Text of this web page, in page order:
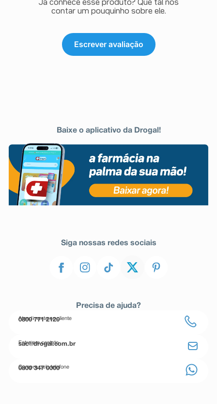
Já conhece esse produto? Que tal nos
contar um pouquinho sobre ele.
Escrever avaliação
Baixe o aplicativo da Drogal!
Siga nossas redes sociais
Precisa de ajuda?
Atendimento ao cliente
0800 771 2120
Entre em contato
sac@drogal.com.br
Compre pelo telefone
0800 347 0000